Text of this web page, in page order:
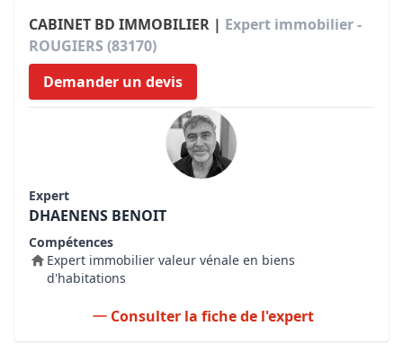
CABINET BD IMMOBILIER | Expert immobilier -
ROUGIERS (83170)
Demander un devis
Expert
DHAENENS BENOIT
Compétences
Expert immobilier valeur vénale en biens
d'habitations
Consulter la fiche de l'expert